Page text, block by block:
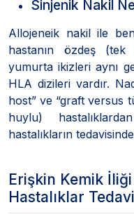
Sinjenik Nakil
Allojeneik nakil ile
hastanın özdeş (tek
yumurta ikizleri aynı
HLA dizileri vardır.
host” ve “graft versus
huylu)
hastalıkların
Erişkin Kemik
Hastalıklar